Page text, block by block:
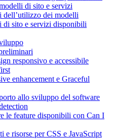
di sito e servizi
dell’utilizzo dei modelli
di sito e servizi disponibili
responsivo e accessibile
enhancement e Graceful
allo sviluppo del software
le feature disponibili con Can I
e risorse per CSS e JavaScript